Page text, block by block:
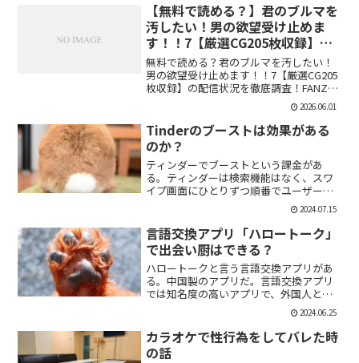
【無料で読める？】君のブルマを
汚したい！男の欲望受け止めま
す！！7【厳選CG205枚収録】
【虚構クラブ】
無料で読める？君のブルマを汚したい！
男の欲望受け止めます！！7【厳選CG205
枚収録】の配信状況を徹底調査！FANZA
での販売形式やサンプル視聴、レビュー
評価もまとめています。今すぐチェッ
ク！【d_544876】
2026.06.01
Tinderのブーストは効果がある
のか？
ティンダーでブーストという課金があ
る。ティンダーは検索機能はなく、スワ
イプ画面にひとりずつ順番でユーザーが
表示される。その順番を優先して表示す
ることができる課金がブーストだ。ブー
スト1つ消費で30分間、ブースト2つ消費
で2時間の優先表示がさ...
2024.07.15
言語交換アプリ「ハロートーク」
で出会い厨はできる？
ハロートークと言う言語交換アプリがあ
る。中国製のアプリだ。言語交換アプリ
では知名度の高いアプリで、外国人と知
り合いたい付き合いたいという人にも魅
力的には一見魅力的にうつる。外国人の
恋人欲しいよな。俺もエマワトソンと結
婚してえ。ではハロートー...
2024.06.25
カラオケで性行為をしてバレた時
の話